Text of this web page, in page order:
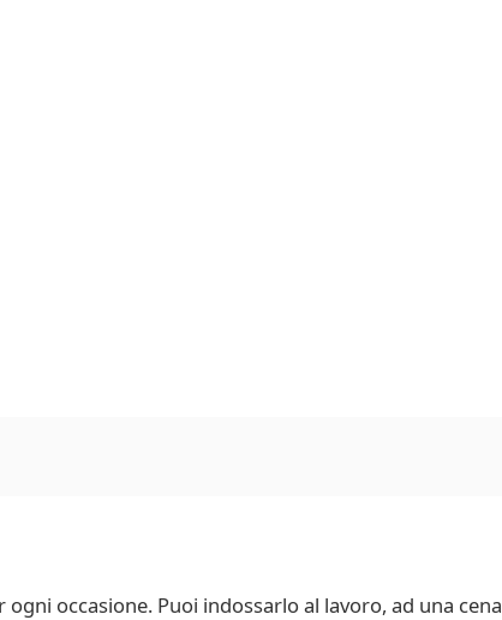
occasione. Puoi indossarlo al lavoro, ad una cena